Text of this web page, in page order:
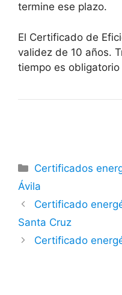
termine ese plazo.
El Certificado de
validez de 10 años.
tiempo es obligatorio
Categorías
Certificados
Ávila
Certificado
Santa Cruz
Certificado